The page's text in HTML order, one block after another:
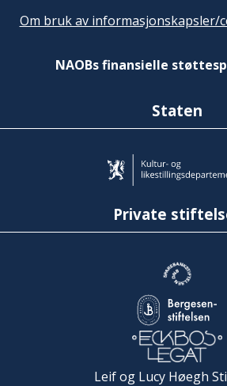
Om bruk av informasjonskapsler/
NAOBs finansielle
Staten
Private
Leif og Lucy Høegh